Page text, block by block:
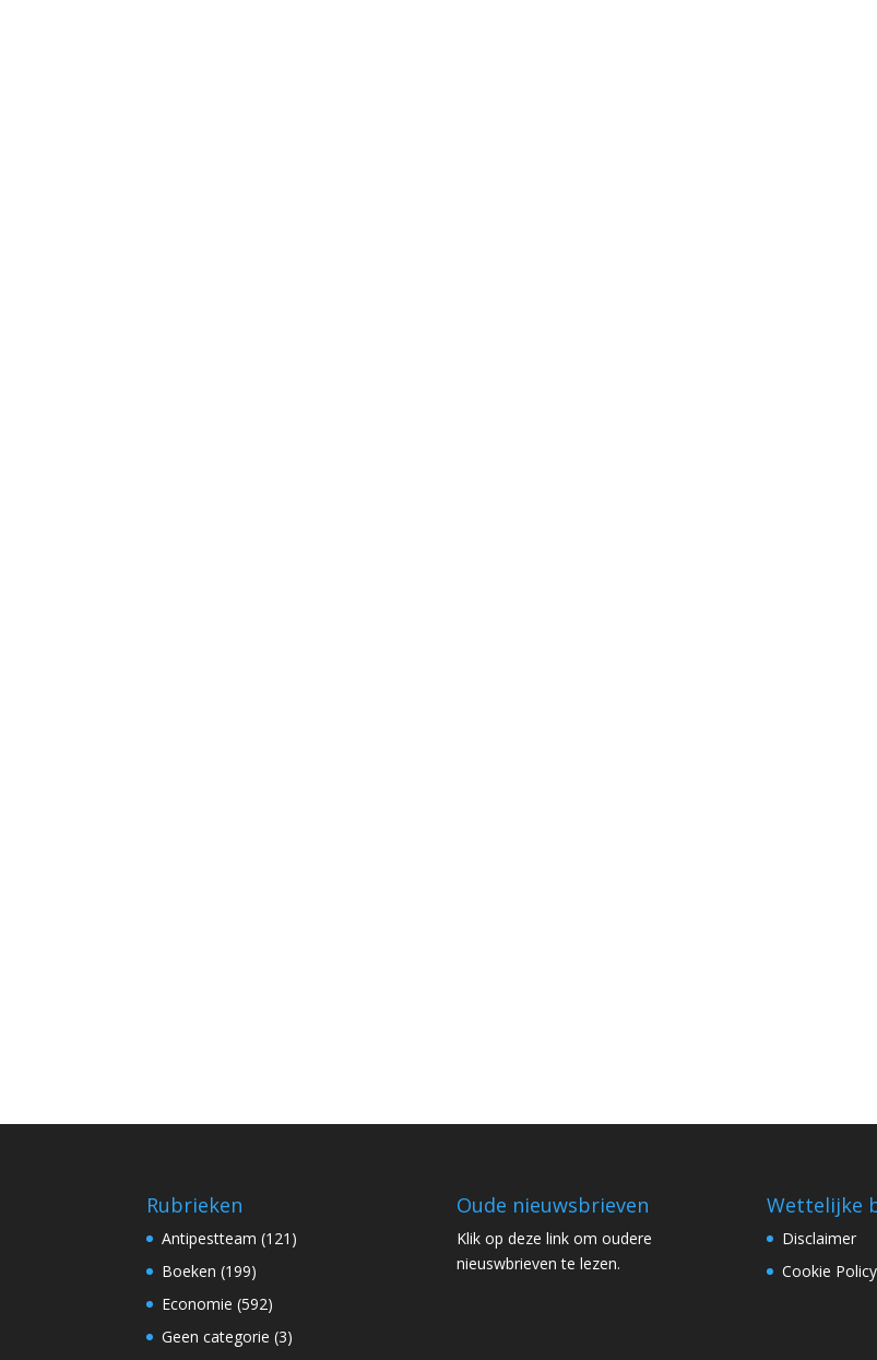
Rubrieken
Antipestteam (121)
Boeken (199)
Economie (592)
Geen categorie (3)
Oude nieuwsbrieven
Klik op deze link om oudere
nieuswbrieven te lezen.
Wettelijke
Disclaimer
Cookie